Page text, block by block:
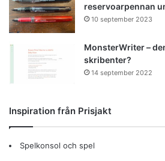
reservoarpennan
10 september 2023
MonsterWriter –
skribenter?
14 september 2022
Inspiration från Prisjakt
Spelkonsol och spel